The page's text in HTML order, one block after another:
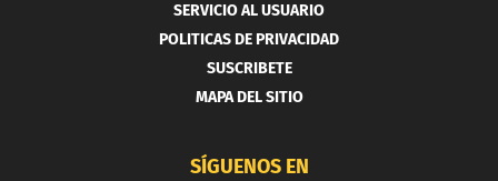
SERVICIO AL USUARIO
POLITICAS DE PRIVACIDAD
SUSCRIBETE
MAPA DEL SITIO
SÍGUENOS EN